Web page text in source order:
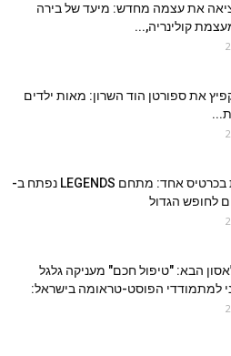
את עצמה מחדש: מיעד של בירה
קולינריה,...
את ספורטן הוד השרון: מאות ילדים
7 אטרקציות בכרטיס אחד: מתחם LEGENDS נפתח ב-
הבא: "טיפול חכם" מעניקה גלגל
למתמודדי הפוסט-טראומה בישראל: